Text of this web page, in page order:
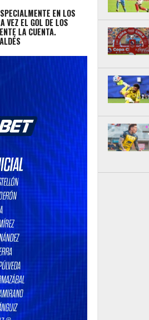
EN LOS
VEZ EL GOL DE LOS
LA CUENTA.